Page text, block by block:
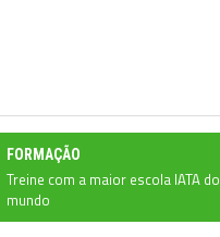
FORMAÇÃO
Treine com a maior escola IATA do
mundo